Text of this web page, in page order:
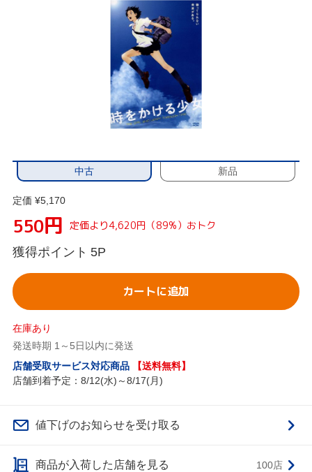
中古 新品
定価 ¥5,170
550円 定価より4,620円（89%）おトク
獲得ポイント 5P
カートに追加
在庫あり
発送時期 1～5日以内に発送
店舗受取サービス対応商品
【送料無料】
店舗到着予定：8/12(水)～8/17(月)
値下げのお知らせを受け取る
商品が入荷した店舗を見る 100店